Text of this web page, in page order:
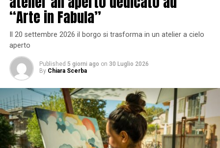
“Arte in Fabula”
Il 20 settembre 2026 il borgo si trasforma in un atelier a cielo
aperto
Published 5 giorni ago on 30 Luglio 2026
By Chiara Scerba